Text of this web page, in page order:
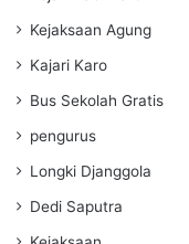
Kejaksaan Agung
Kajari Karo
Bus Sekolah Gratis
pengurus
Longki Djanggola
Dedi Saputra